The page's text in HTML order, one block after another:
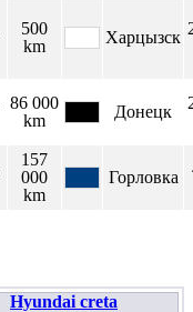
500
km
Харцызск
86 000
km
Донецк
157
000
km
Горловка
Hyundai creta